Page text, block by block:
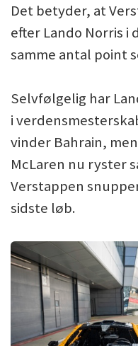
Det betyder, at
efter Lando Norris i
samme antal point
Selvfølgelig har
i
vinder Bahrain,
McLaren nu ryster
Verstappen
sidste løb.